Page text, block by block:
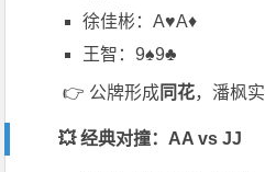
徐佳彬：A♥A♦
王智：9♠9♣
👉 公牌形成 同花，潘枫
💥 经典对撞：AA vs JJ